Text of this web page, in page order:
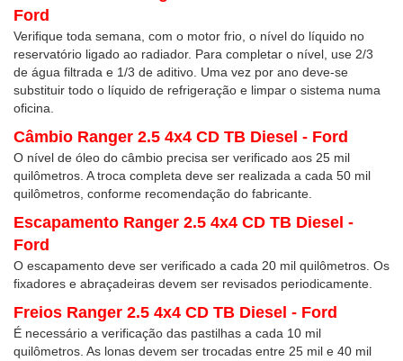
Ford
Verifique toda semana, com o motor frio, o nível do líquido no
reservatório ligado ao radiador. Para completar o nível, use 2/3
de água filtrada e 1/3 de aditivo. Uma vez por ano deve-se
substituir todo o líquido de refrigeração e limpar o sistema numa
oficina.
Câmbio Ranger 2.5 4x4 CD TB Diesel - Ford
O nível de óleo do câmbio precisa ser verificado aos 25 mil
quilômetros. A troca completa deve ser realizada a cada 50 mil
quilômetros, conforme recomendação do fabricante.
Escapamento Ranger 2.5 4x4 CD TB Diesel -
Ford
O escapamento deve ser verificado a cada 20 mil quilômetros. Os
fixadores e abraçadeiras devem ser revisados periodicamente.
Freios Ranger 2.5 4x4 CD TB Diesel - Ford
É necessário a verificação das pastilhas a cada 10 mil
quilômetros. As lonas devem ser trocadas entre 25 mil e 40 mil